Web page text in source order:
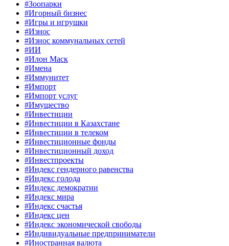
#Зоопарки
#Игорный бизнес
#Игры и игрушки
#Износ
#Износ коммунальных сетей
#ИИ
#Илон Маск
#Имена
#Иммунитет
#Импорт
#Импорт услуг
#Имущество
#Инвестиции
#Инвестиции в Казахстане
#Инвестиции в телеком
#Инвестиционные фонды
#Инвестиционный доход
#Инвестпроекты
#Индекс гендерного равенства
#Индекс голода
#Индекс демократии
#Индекс мира
#Индекс счастья
#Индекс цен
#Индекс экономической свободы
#Индивидуальные предприниматели
#Иностранная валюта